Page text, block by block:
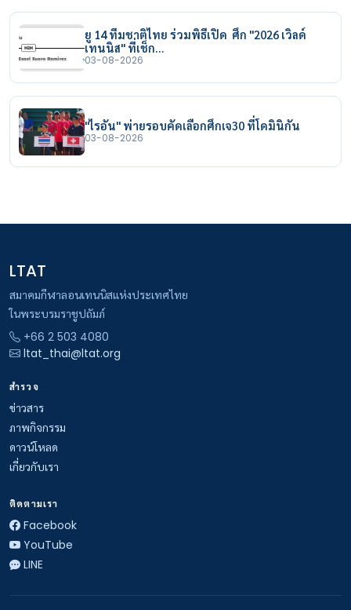
ยู 14 ทีมชาติไทย ร่วมพิธีเปิด ศึก "2026 เวิลด์
เทนนิส" ที่เช็ก…
03-08-2026
"ไรอัน" พ่ายรอบคัดเลือกศึกเจ30 ที่โดมินิกัน
03-08-2026
LTAT
สมาคมกีฬาลอนเทนนิสแห่งประเทศไทย
ในพระบรมราชูปถัมภ์
+66 2 503 4080
ltat_thai@ltat.org
สำรวจ
ข่าวสาร
ภาพกิจกรรม
ดาวน์โหลด
เกี่ยวกับเรา
ติดตามเรา
Facebook
YouTube
LINE